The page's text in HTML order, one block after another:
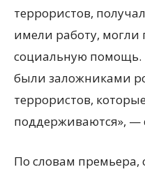
террористов,
имели работу,
социальную
были заложниками
террористов,
поддерживаются», —
По словам премьера,